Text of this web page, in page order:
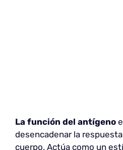
La función del antígeno
desencadenar la
cuerpo. Actúa como un